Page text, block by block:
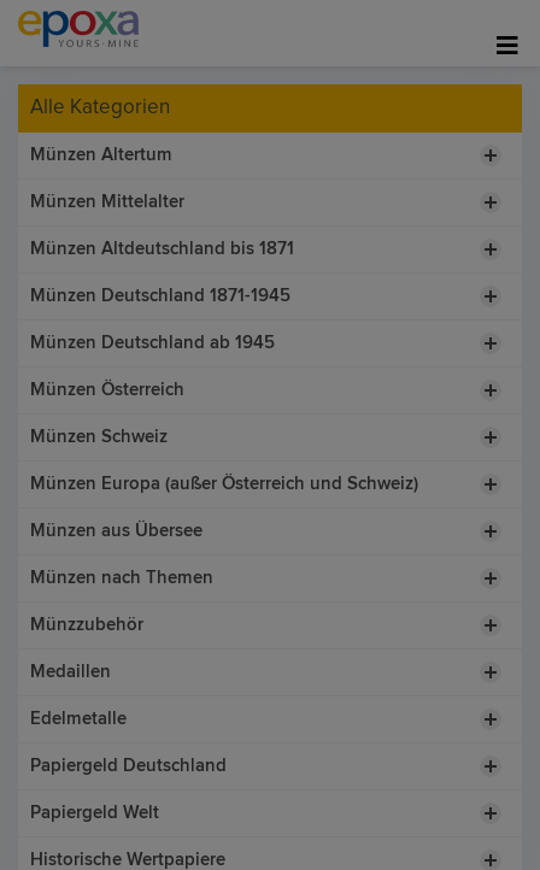
Alle Kategorien
Münzen Altertum
Münzen Mittelalter
Münzen Altdeutschland bis 1871
Münzen Deutschland 1871-1945
Münzen Deutschland ab 1945
Münzen Österreich
Münzen Schweiz
Münzen Europa (außer Österreich und Schweiz)
Münzen aus Übersee
Münzen nach Themen
Münzzubehör
Medaillen
Edelmetalle
Papiergeld Deutschland
Papiergeld Welt
Historische Wertpapiere